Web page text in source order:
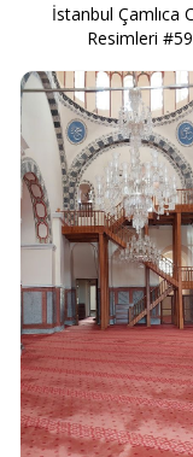
İstanbul Çamlıca
Resimleri #59